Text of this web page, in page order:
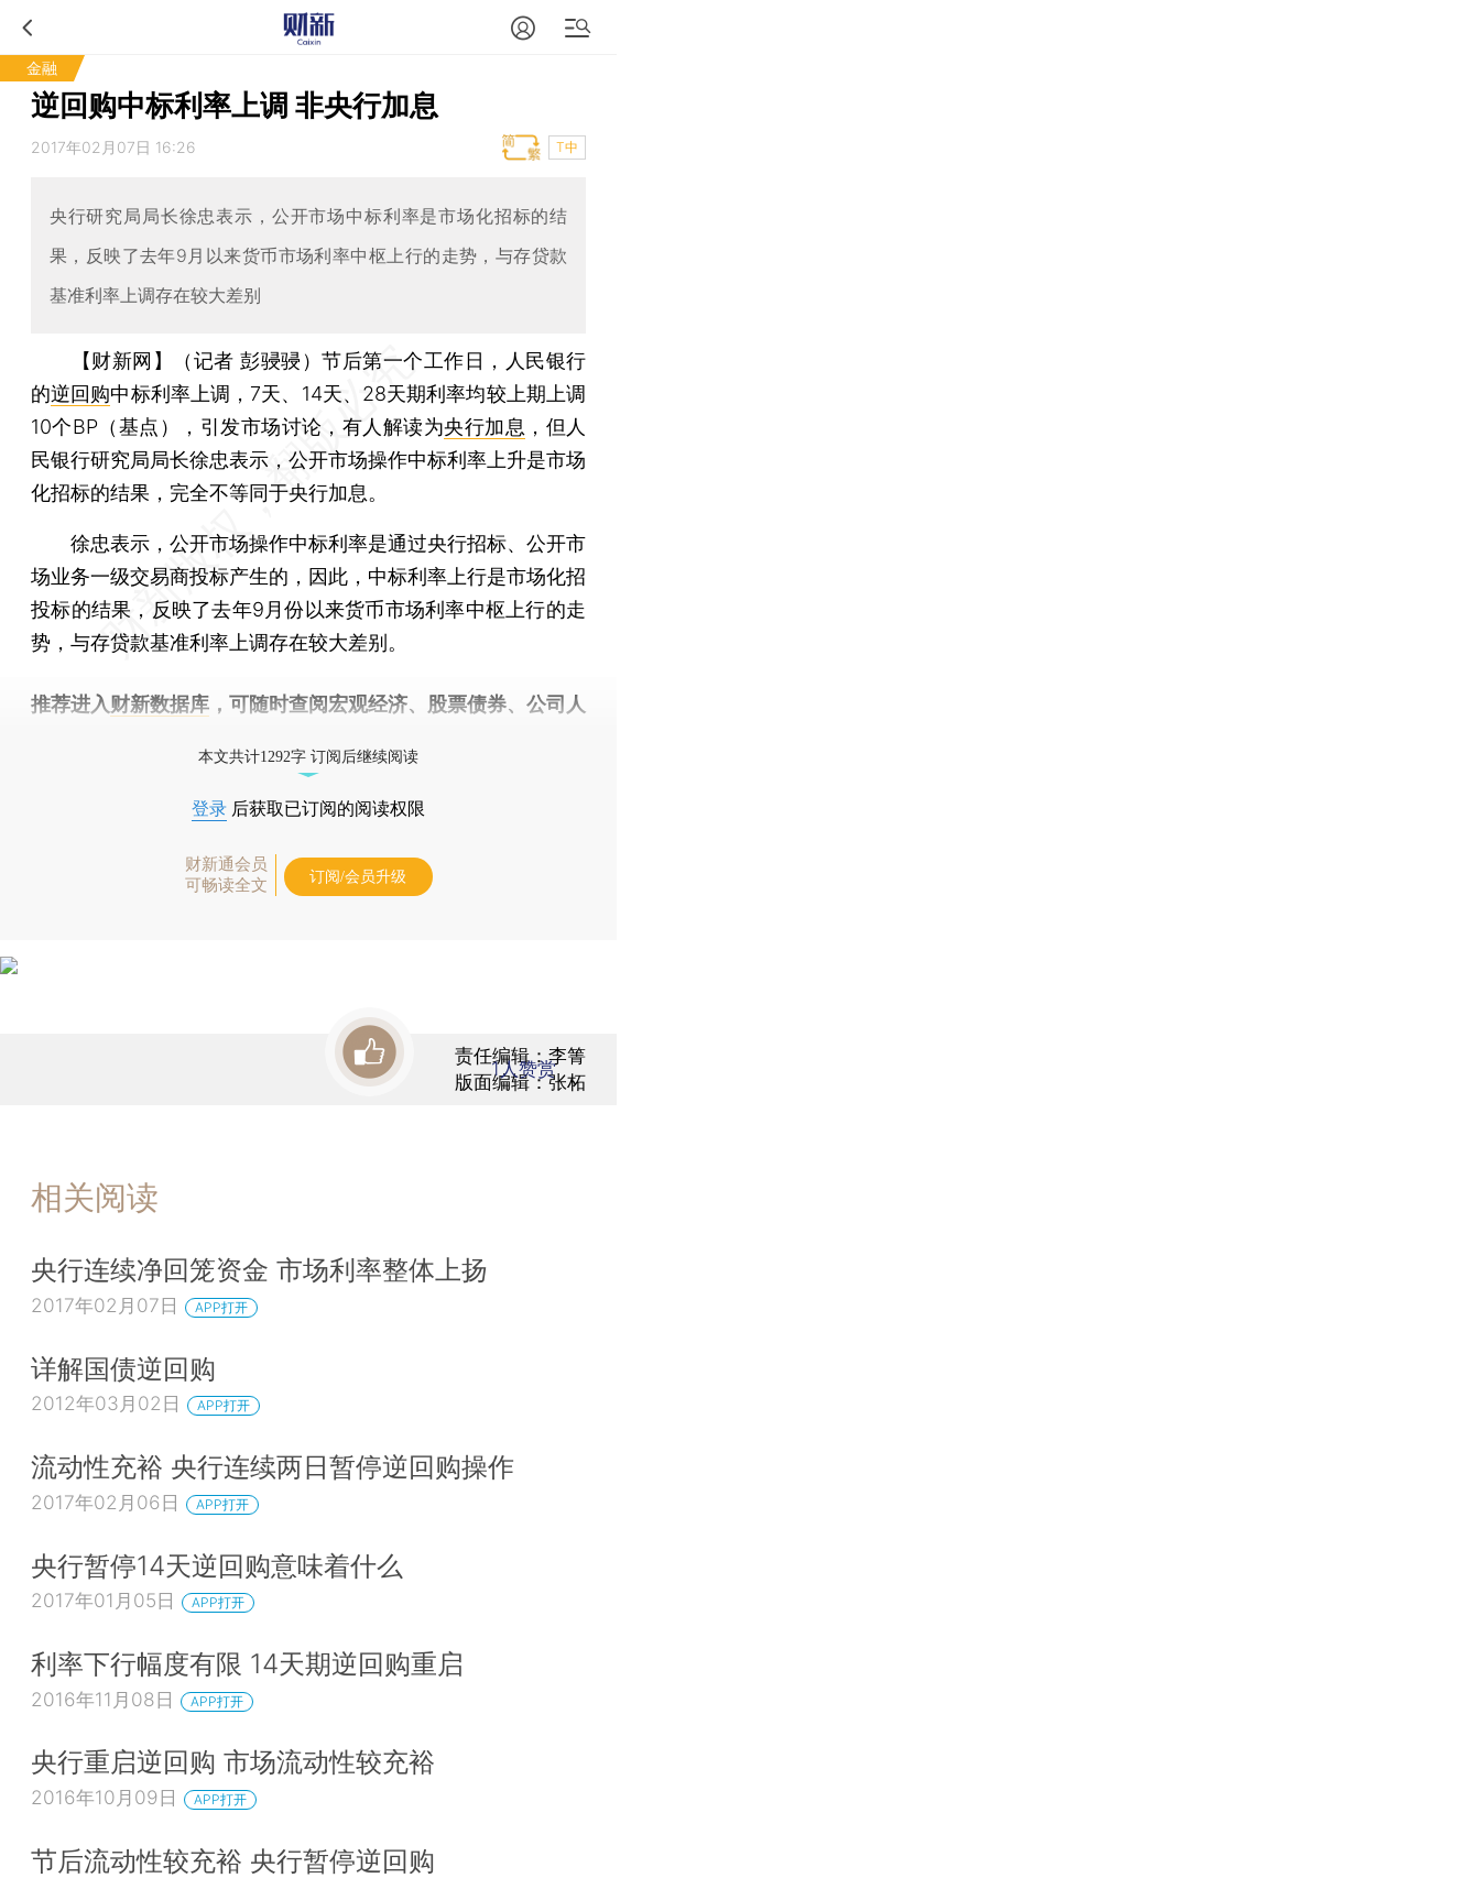
金融
逆回购中标利率上调 非央行加息
2017年02月07日 16:26 T中
央行研究局局长徐忠表示，公开市场中标利率是市场化招标的结
果，反映了去年9月以来货币市场利率中枢上行的走势，与存贷款
基准利率上调存在较大差别
【财新网】（记者 彭骎骎）节后第一个工作日，人民银行
的逆回购中标利率上调，7天、14天、28天期利率均较上期上调
10个BP（基点），引发市场讨论，有人解读为央行加息 ，但人
民银行研究局局长徐忠表示，公开市场操作中标利率上升是市场
化招标的结果，完全不等同于央行加息。
徐忠表示，公开市场操作中标利率是通过央行招标、公开市
场业务一级交易商投标产生的，因此，中标利率上行是市场化招
投标的结果，反映了去年9月份以来货币市场利率中枢上行的走
势，与存贷款基准利率上调存在较大差别。
推荐进入财新数据库 ，可随时查阅宏观经济、股票债券、公司人
本文共计1292字 订阅后继续阅读
登录 后获取已订阅的阅读权限
财新通会员
可畅读全文
订阅/会员升级
责任编辑：李箐
版面编辑：张柘
1人赞赏
相关阅读
央行连续净回笼资金 市场利率整体上扬
2017年02月07日 APP打开
详解国债逆回购
2012年03月02日 APP打开
流动性充裕 央行连续两日暂停逆回购操作
2017年02月06日 APP打开
央行暂停14天逆回购意味着什么
2017年01月05日 APP打开
利率下行幅度有限 14天期逆回购重启
2016年11月08日 APP打开
央行重启逆回购 市场流动性较充裕
2016年10月09日 APP打开
节后流动性较充裕 央行暂停逆回购